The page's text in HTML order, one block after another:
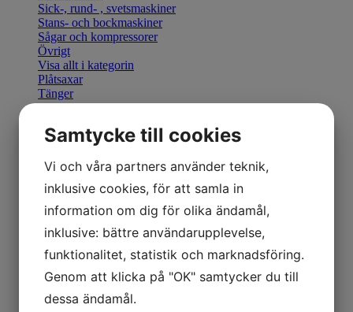
Sick-, rund- , svetsmaskiner
Stans- och bockmaskiner
Sågar och kompressorer
Övrigt
Visa allt i kategorin
Plåtsaxar
Tänger
Bocka & Forma
Elhandverktyg
Saxar & Knivar
Hammare & klubbor
Övriga produkter
Övriga verktyg
Visa allt i kategorin
Visa allt i kategorin
Manuella kantmaskiner
Motordrivna kantmaskiner
Retrofit U-Bend styrning
Visa allt i kategorin
Hydraulisk Gradsax
Samtycke till cookies
Vi och våra partners använder teknik,
inklusive cookies, för att samla in
information om dig för olika ändamål,
inklusive: bättre användarupplevelse,
funktionalitet, statistik och marknadsföring.
Genom att klicka på "OK" samtycker du till
dessa ändamål.